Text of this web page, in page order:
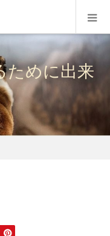
ために出来